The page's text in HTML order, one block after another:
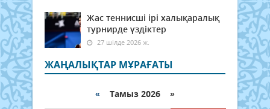
Жас теннисші ірі халықаралық
турнирде үздіктер
27 шілде 2026 ж.
ЖАҢАЛЫҚТАР МҰРАҒАТЫ
« Тамыз 2026 »